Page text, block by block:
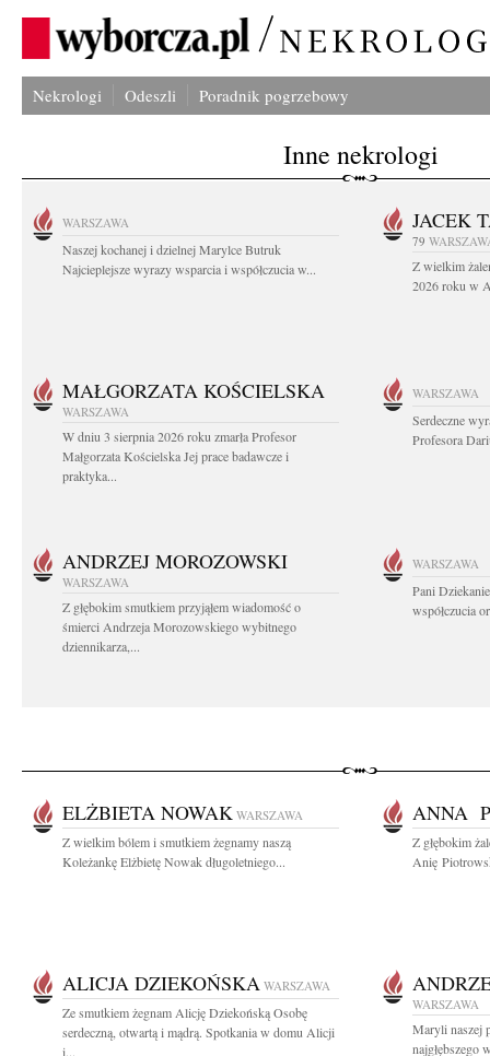
Nekrologi Odeszli Poradnik pogrzebowy
Inne nekrologi
WARSZAWA
Naszej kochanej i dzielnej Marylce Butruk
Najcieplejsze wyrazy wsparcia i współczucia w...
JACEK
79
Z wielkim
2026 roku w
MAŁGORZATA KOŚCIELSKA
WARSZAWA
W dniu 3 sierpnia 2026 roku zmarła Profesor
Małgorzata Kościelska Jej prace badawcze i
praktyka...
WARSZAWA
Serdeczne
Profesora
ANDRZEJ MOROZOWSKI
WARSZAWA
Z głębokim smutkiem przyjąłem wiadomość o
śmierci Andrzeja Morozowskiego wybitnego
dziennikarza,...
WARSZAWA
Pani
współczucia
ELŻBIETA NOWAK WARSZAWA
Z wielkim bólem i smutkiem żegnamy naszą
Koleżankę Elżbietę Nowak długoletniego...
ANNA
Z głębokim
Anię
ALICJA DZIEKOŃSKA WARSZAWA
Ze smutkiem żegnam Alicję Dziekońską Osobę
serdeczną, otwartą i mądrą. Spotkania w domu Alicji
i...
WARSZAWA
Maryli naszej
najgłębszego